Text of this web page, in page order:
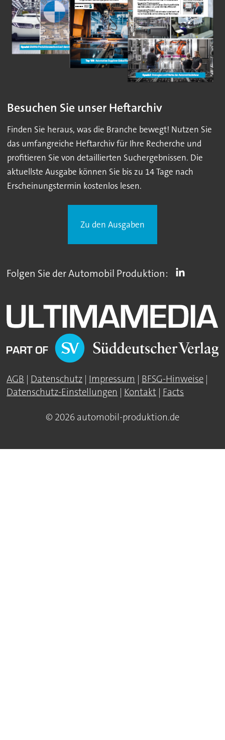
Besuchen Sie unser Heftarchiv
Finden Sie heraus, was die Branche bewegt! Nutzen Sie
das umfangreiche Heftarchiv für Ihre Recherche und
profitieren Sie von detaillierten Suchergebnissen. Die
aktuellste Ausgabe können Sie bis zu 14 Tage nach
Erscheinungstermin kostenlos lesen.
Zu den Ausgaben
Folgen Sie der Automobil Produktion:
AGB | Datenschutz | Impressum | BFSG-Hinweise |
Datenschutz-Einstellungen | Kontakt | Facts
© 2026 automobil-produktion.de